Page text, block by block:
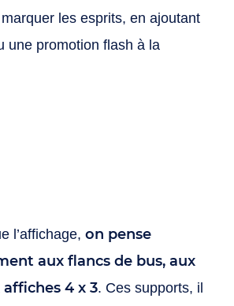
les esprits, en ajoutant
une promotion flash à la
l’affichage, on pense
aux flancs de bus, aux
4 x 3. Ces supports, il